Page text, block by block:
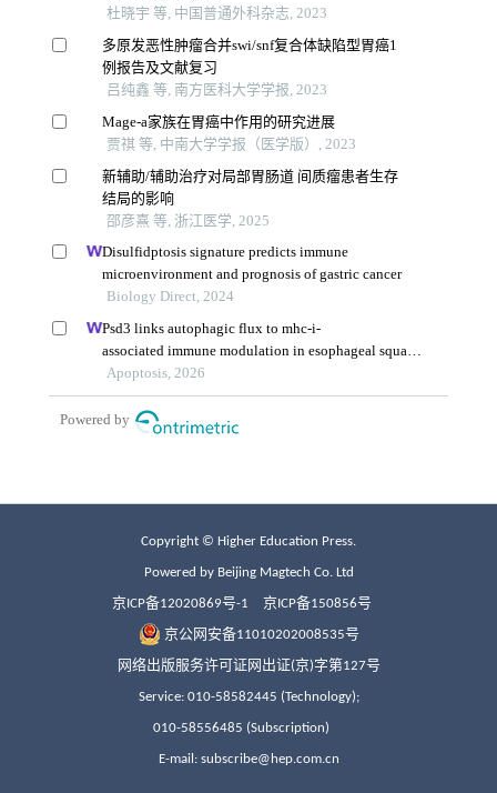
Copyright © Higher Education Press.
Powered by Beijing Magtech Co. Ltd
京ICP备12020869号-1 京ICP备150856号
京公网安备11010202008535号
网络出版服务许可证网出证(京)字第127号
Service: 010-58582445 (Technology);
010-58556485 (Subscription)
E-mail: subscribe@hep.com.cn